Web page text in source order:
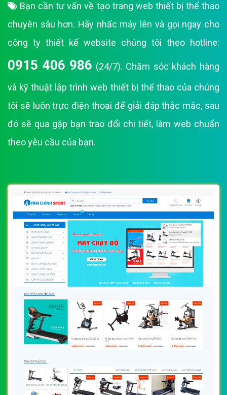
Bạn cần tư vấn về tạo trang web thiết bị thể thao
chuyên sâu hơn. Hãy nhấc máy lên và gọi ngay cho
công ty thiết kế website chúng tôi theo hotline:
0915 406 986 (24/7). Chăm sóc khách hàng
và kỹ thuật lập trình web thiết bị thể thao của chúng
tôi sẽ luôn trực điện thoại để giải đáp thắc mắc, sau
đó sẽ qua gặp bạn trao đổi chi tiết, làm web chuẩn
theo yêu cầu của bạn.